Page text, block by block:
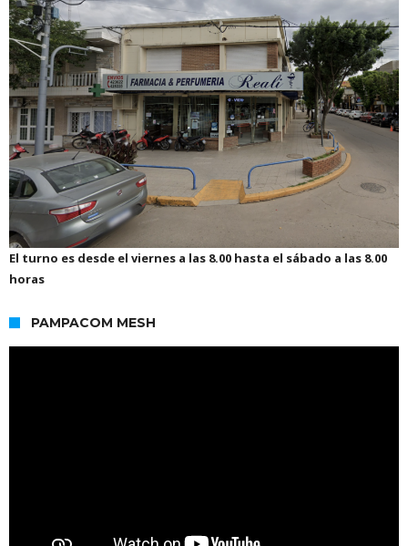
El turno es desde el viernes a las 8.00 hasta el sábado a las 8.00
horas
PAMPACOM MESH